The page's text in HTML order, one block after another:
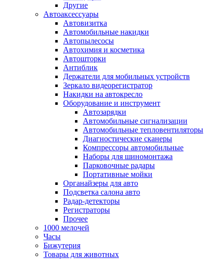
Другие
Автоаксессуары
Автовизитка
Автомобильные накидки
Автопылесосы
Автохимия и косметика
Автошторки
Антиблик
Держатели для мобильных устройств
Зеркало видеорегистратор
Накидки на автокресло
Оборудование и инструмент
Автозарядки
Автомобильные сигнализации
Автомобильные тепловентиляторы
Диагностические сканеры
Компрессоры автомобильные
Наборы для шиномонтажа
Парковочные радары
Портативные мойки
Органайзеры для авто
Подсветка салона авто
Радар-детекторы
Регистраторы
Прочее
1000 мелочей
Часы
Бижутерия
Товары для животных